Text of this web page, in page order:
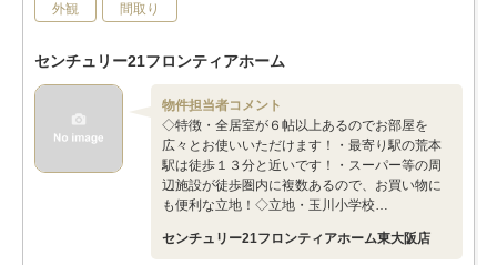
外観 間取り
センチュリー21フロンティアホーム
物件担当者コメント
◇特徴・全居室が６帖以上あるのでお部屋を
広々とお使いいただけます！・最寄り駅の荒本
駅は徒歩１３分と近いです！・スーパー等の周
辺施設が徒歩圏内に複数あるので、お買い物に
も便利な立地！◇立地・玉川小学校…
センチュリー21フロンティアホーム東大阪店